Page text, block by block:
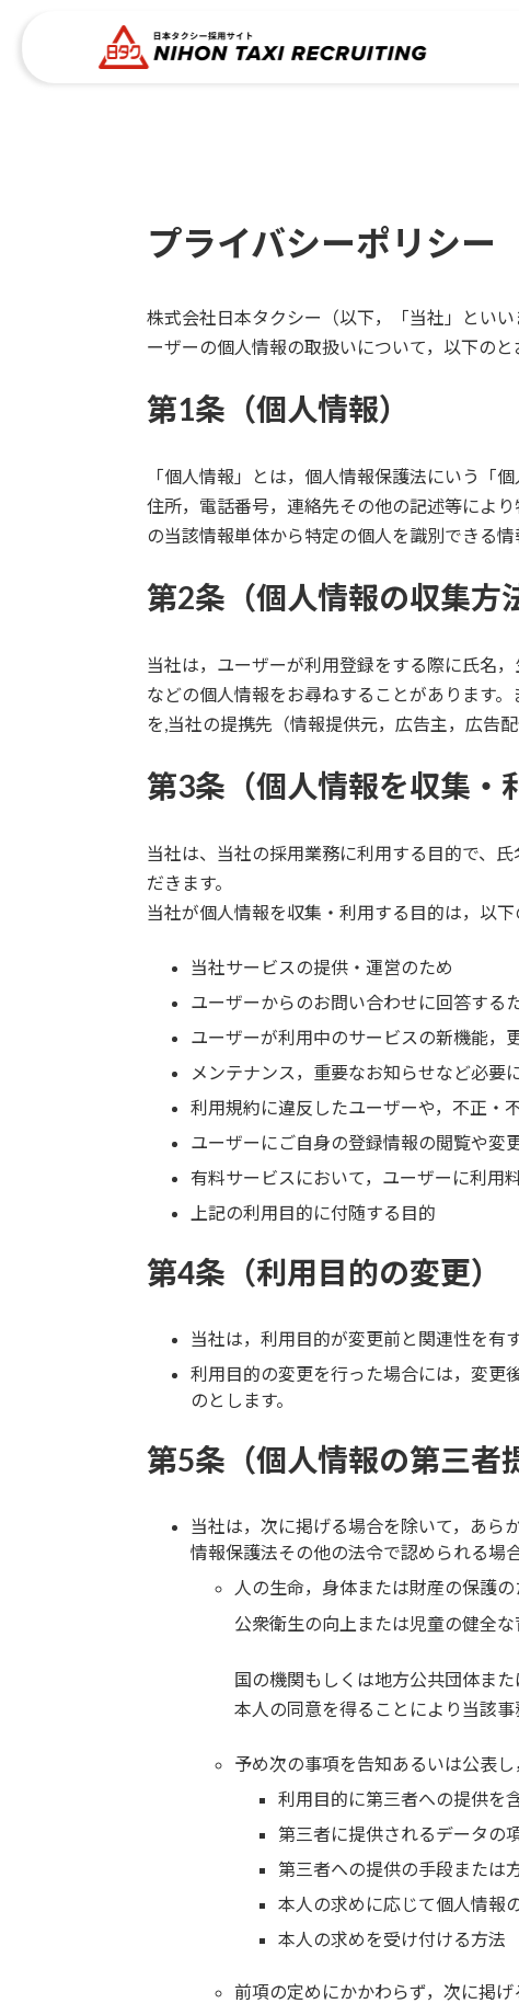
プライバシーポリシー
株式会社日本タクシー（以下，「当社」とい
ーザーの個人情報の取扱いについて，以下の
第1条（個人情報）
「個人情報」とは，個人情報保護法にいう「
住所，電話番号，連絡先その他の記述等によ
の当該情報単体から特定の個人を識別できる情
第2条（個人情報の収集方
当社は，ユーザーが利用登録をする際に氏名
などの個人情報をお尋ねすることがあります
を,当社の提携先（情報提供元，広告主，広告
第3条（個人情報を収集・
当社は、当社の採用業務に利用する目的で、
だきます。
当社が個人情報を収集・利用する目的は，以下
当社サービスの提供・運営のため
ユーザーからのお問い合わせに回答する
ユーザーが利用中のサービスの新機能，
メンテナンス，重要なお知らせなど必要
利用規約に違反したユーザーや，不正・
ユーザーにご自身の登録情報の閲覧や変
有料サービスにおいて，ユーザーに利用
上記の利用目的に付随する目的
第4条（利用目的の変更）
当社は，利用目的が変更前と関連性を有
利用目的の変更を行った場合には，変更
のとします。
第5条（個人情報の第三者
当社は，次に掲げる場合を除いて，あら
情報保護法その他の法令で認められる場
人の生命，身体または財産の保護
公衆衛生の向上または児童の健全
国の機関もしくは地方公共団体ま
本人の同意を得ることにより当該
予め次の事項を告知あるいは公表
利用目的に第三者への提供を
第三者に提供されるデータの
第三者への提供の手段または
本人の求めに応じて個人情報
本人の求めを受け付ける方法
前項の定めにかかわらず，次に掲